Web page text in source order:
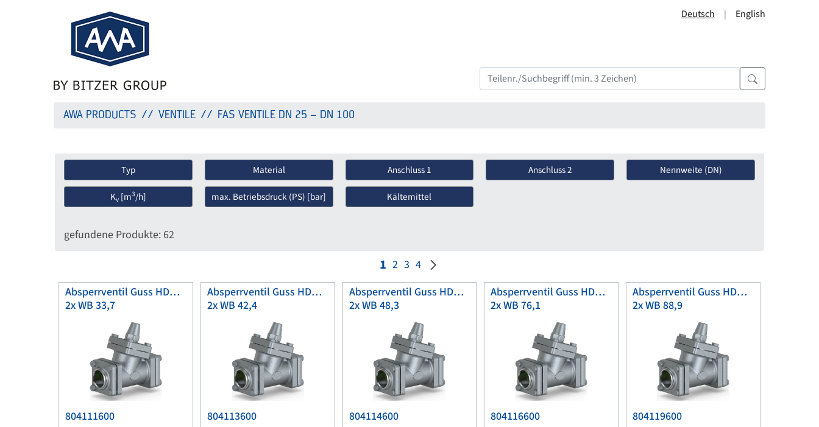
Deutsch English
AWA PRODUCTS VENTILE FAS VENTILE DN 25 – DN 100
Typ Material Anschluss 1 Anschluss 2
Nennweite (DN)
Kv[m3/h] max. Betriebsdruck (PS) [bar] Kältemittel
gefundene Produkte: 62
1 2 3 4
Absperrventil Guss HDK25
2x WB 33,7
804111600
Absperrventil Guss HDK32
2x WB 42,4
804113600
Absperrventil Guss HDK40
2x WB 48,3
804114600
Absperrventil Guss HDK65
2x WB 76,1
804116600
Absperrventil Guss HDK80
2x WB 88,9
804119600